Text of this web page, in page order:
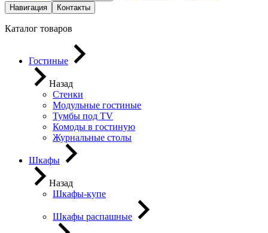
Навигация Контакты
Каталог товаров
Гостиные
Назад
Стенки
Модульные гостиные
Тумбы под ТV
Комоды в гостиную
Журнальные столы
Шкафы
Назад
Шкафы-купе
Шкафы распашные